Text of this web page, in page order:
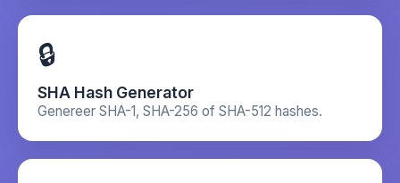
🔒
SHA Hash Generator
Genereer SHA-1, SHA-256 of SHA-512 hashes.